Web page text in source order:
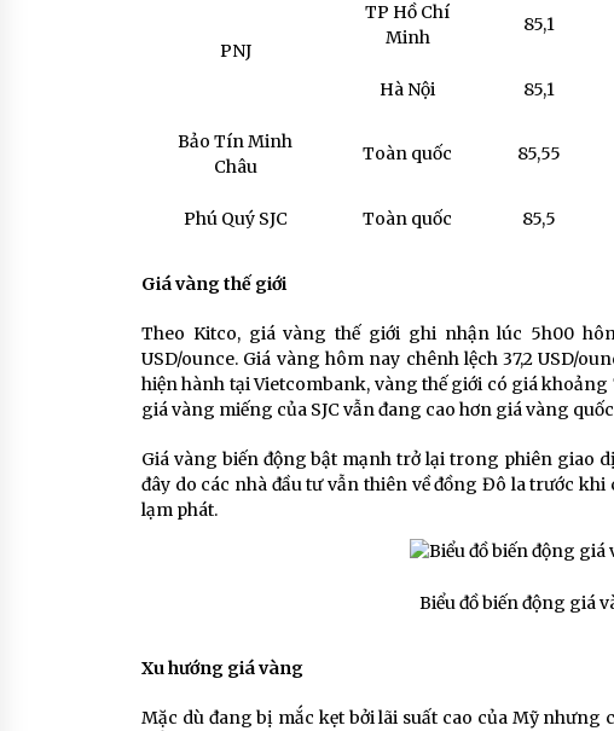
PNJ
TP Hồ Chí
Minh
85,1
Hà Nội 85,1
Bảo Tín Minh
Châu
Toàn quốc 85,55
Phú Quý SJC Toàn quốc 85,5
Giá vàng thế giới
Theo Kitco, giá vàng thế giới ghi nhận lúc 5h00
USD/ounce. Giá vàng hôm nay chênh lệch 37,2 USD/
hiện hành tại Vietcombank, vàng thế giới có giá
giá vàng miếng của SJC vẫn đang cao hơn giá vàng
Giá vàng biến động bật mạnh trở lại trong phiên giao
đây do các nhà đầu tư vẫn thiên về đồng Đô la trước
lạm phát.
Biểu đồ biến động giá
Xu hướng giá vàng
Mặc dù đang bị mắc kẹt bởi lãi suất cao của Mỹ